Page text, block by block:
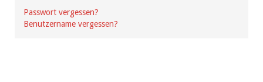
Passwort vergessen?
Benutzername vergessen?